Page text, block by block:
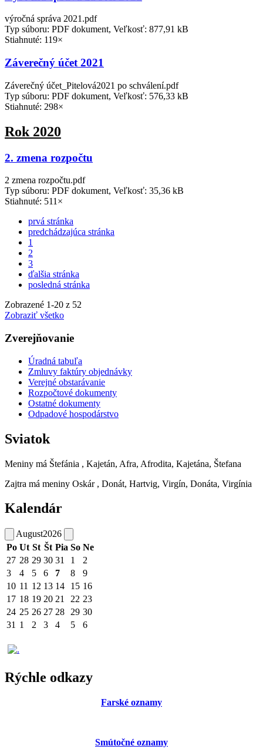
výročná správa 2021.pdf
Typ súboru: PDF dokument, Veľkosť: 877,91 kB
Stiahnuté: 119×
Záverečný účet 2021
Záverečný účet_Pitelová2021 po schválení.pdf
Typ súboru: PDF dokument, Veľkosť: 576,33 kB
Stiahnuté: 298×
Rok 2020
2. zmena rozpočtu
2 zmena rozpočtu.pdf
Typ súboru: PDF dokument, Veľkosť: 35,36 kB
Stiahnuté: 511×
prvá stránka
predchádzajúca stránka
1
2
3
ďalšia stránka
posledná stránka
Zobrazené 1-20 z 52
Zobraziť všetko
Zverejňovanie
Úradná tabuľa
Zmluvy faktúry objednávky
Verejné obstarávanie
Rozpočtové dokumenty
Ostatné dokumenty
Odpadové hospodárstvo
Sviatok
Meniny má Štefánia , Kajetán, Afra, Afrodita, Kajetána, Štefana
Zajtra má meniny Oskár , Donát, Hartvig, Virgín, Donáta, Virgínia
Kalendár
August2026
Po Ut St Št Pia So Ne
27 28 29 30 31 1
2
3
4 5 6 7 8
9
10 11 12 13 14 15 16
17 18 19 20 21 22 23
24 25 26 27 28 29 30
31 1 2 3 4 5 6
Rýchle odkazy
Farské oznamy
Smútočné oznamy